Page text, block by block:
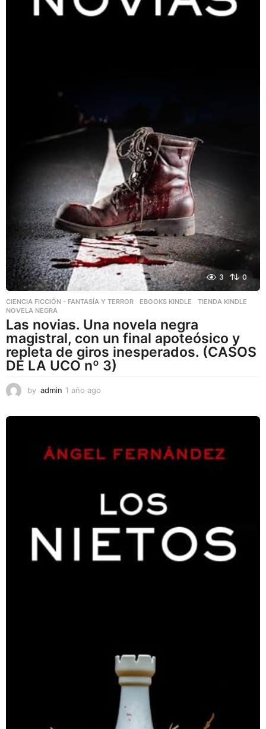
3 0
CIENCIA FICCIÓN - FANTASÍA Y TERROR ,EBOOKS KINDLE ,TIENDA KINDLE
NOVELA NEGRA
Las novias. Una novela negra
magistral, con un final apoteósico y
repleta de giros inesperados. (CASOS
DE LA UCO nº 3)
by admin 1 año ago
o